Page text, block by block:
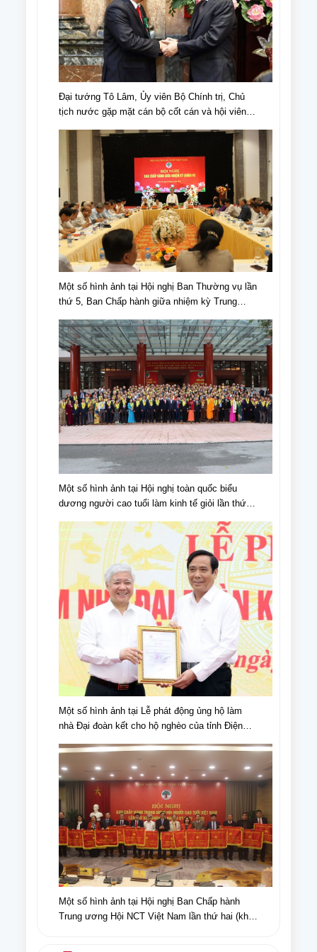
Đại tướng Tô Lâm, Ủy viên Bộ Chính trị, Chủ
tịch nước gặp mặt cán bộ cốt cán và hội viên
Ngày NCT Việt Nam (6/6/1941-6/6/2024).
Một số hình ảnh tại Hội nghị Ban Thường vụ lần
thứ 5, Ban Chấp hành giữa nhiệm kỳ Trung
Một số hình ảnh tại Hội nghị toàn quốc biểu
dương người cao tuổi làm kinh tế giỏi lần thứ
Một số hình ảnh tại Lễ phát động ủng hộ làm
nhà Đại đoàn kết cho hộ nghèo của tỉnh Điện
Biên Phủ (07/5/1954-07/5/2024)
Một số hình ảnh tại Hội nghị Ban Chấp hành
Trung ương Hội NCT Việt Nam lần thứ hai (khóa